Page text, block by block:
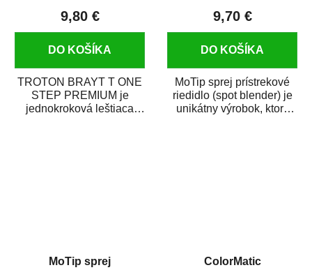
9,80 €
DO KOŠÍKA
TROTON BRAYT T ONE
STEP PREMIUM je
jednokroková leštiaca
9,70 €
DO KOŠÍKA
MoTip sprej prístrekové
riedidlo (spot blender) je
unikátny výrobok, ktorý
MoTip sprej
ColorMatic